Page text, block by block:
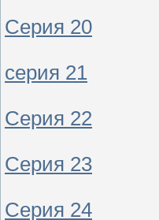
Серия 20
серия 21
Серия 22
Серия 23
Серия 24